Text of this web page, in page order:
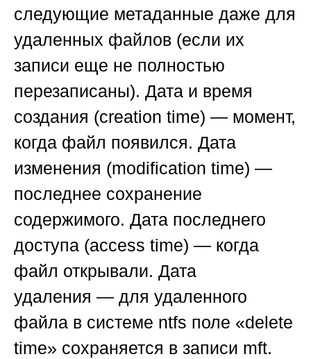
следующие метаданные даже для
удаленных файлов (если их
записи еще не полностью
перезаписаны). Дата и время
создания (creation time) — момент,
когда файл появился. Дата
изменения (modification time) —
последнее сохранение
содержимого. Дата последнего
доступа (access time) — когда
файл открывали. Дата
удаления — для удаленного
файла в системе ntfs поле «delete
time» сохраняется в записи mft.